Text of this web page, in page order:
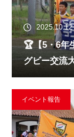
2025.10.12
🏆️【5・6年
グビー交流
イベント報告